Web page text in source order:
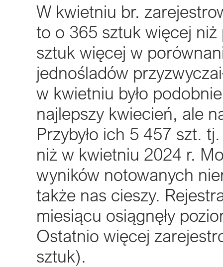
W kwietniu br.
to o 365 sztuk więcej
sztuk więcej w
jednośladów
w kwietniu było
najlepszy kwiecień, ale
Przybyło ich 5 457 szt.
niż w kwietniu 2024 r.
wyników notowanych
także nas cieszy.
miesiącu osiągnęły
Ostatnio więcej
sztuk).